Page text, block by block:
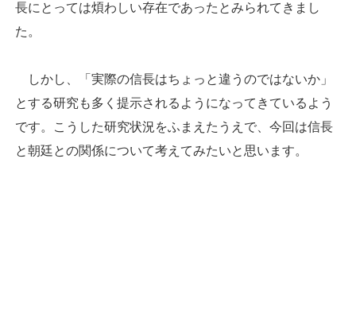
長にとっては煩わしい存在であったとみられてきまし
た。
しかし、「実際の信長はちょっと違うのではないか」
とする研究も多く提示されるようになってきているよう
です。こうした研究状況をふまえたうえで、今回は信長
と朝廷との関係について考えてみたいと思います。